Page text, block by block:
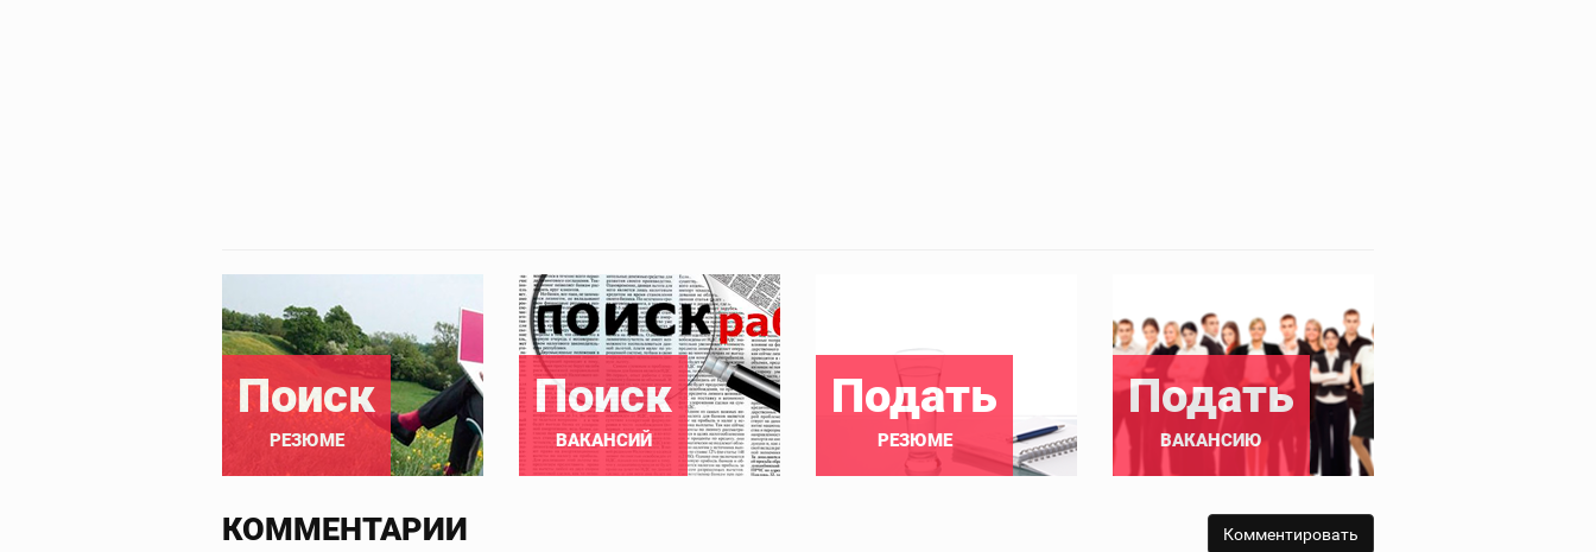
Поиск
РЕЗЮМЕ
Поиск
ВАКАНСИЙ
Подать
РЕЗЮМЕ
Подать
ВАКАНСИЮ
КОММЕНТАРИИ